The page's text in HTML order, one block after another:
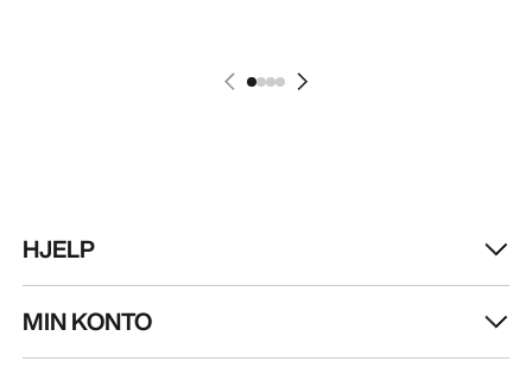
HJELP
MIN KONTO